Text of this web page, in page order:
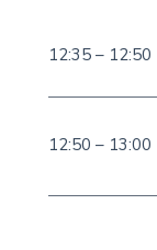
12:35 – 12:50
12:50 – 13:00